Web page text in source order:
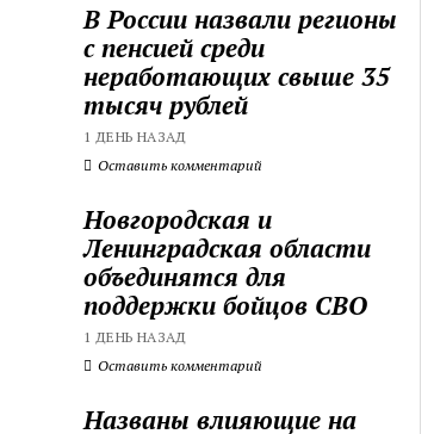
В России назвали регионы
с пенсией среди
неработающих свыше 35
тысяч рублей
1 ДЕНЬ НАЗАД
Оставить комментарий
Новгородская и
Ленинградская области
объединятся для
поддержки бойцов СВО
1 ДЕНЬ НАЗАД
Оставить комментарий
Названы влияющие на